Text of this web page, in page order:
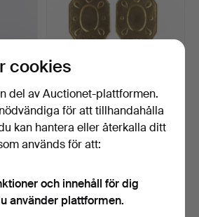
LJUSPLÅTAR, ett par,
mässing.
9 dagar
cookies
del av Auctionet-plattformen.
för att tillhandahålla
kan hantera eller återkalla ditt
används för att:
och innehåll för dig
använder plattformen.